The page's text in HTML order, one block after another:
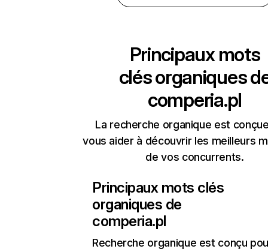
Principaux mots
clés organiques
comperia.pl
La recherche organique est
vous aider à découvrir les meilleurs
de vos concurrents.
Principaux mots clés
organiques de
comperia.pl
Recherche organique est conçu